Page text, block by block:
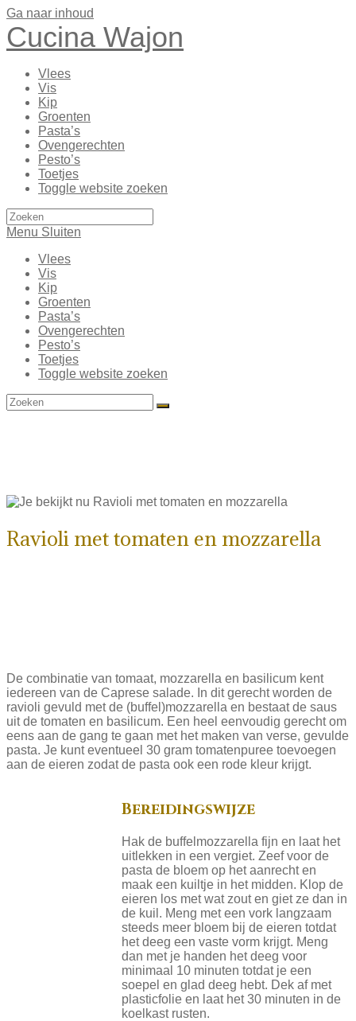
Ga naar inhoud
Cucina Wajon
Vlees
Vis
Kip
Groenten
Pasta’s
Ovengerechten
Pesto’s
Toetjes
Toggle website zoeken
Menu Sluiten
Vlees
Vis
Kip
Groenten
Pasta’s
Ovengerechten
Pesto’s
Toetjes
Toggle website zoeken
Ravioli met tomaten en mozzarella
De combinatie van tomaat, mozzarella en basilicum kent
iedereen van de Caprese salade. In dit gerecht worden de
ravioli gevuld met de (buffel)mozzarella en bestaat de saus
uit de tomaten en basilicum. Een heel eenvoudig gerecht om
eens aan de gang te gaan met het maken van verse, gevulde
pasta. Je kunt eventueel 30 gram tomatenpuree toevoegen
aan de eieren zodat de pasta ook een rode kleur krijgt.
Bereidingswijze
Hak de buffelmozzarella fijn en laat het
uitlekken in een vergiet. Zeef voor de
pasta de bloem op het aanrecht en
maak een kuiltje in het midden. Klop de
eieren los met wat zout en giet ze dan in
de kuil. Meng met een vork langzaam
steeds meer bloem bij de eieren totdat
het deeg een vaste vorm krijgt. Meng
dan met je handen het deeg voor
minimaal 10 minuten totdat je een
soepel en glad deeg hebt. Dek af met
plasticfolie en laat het 30 minuten in de
koelkast rusten.